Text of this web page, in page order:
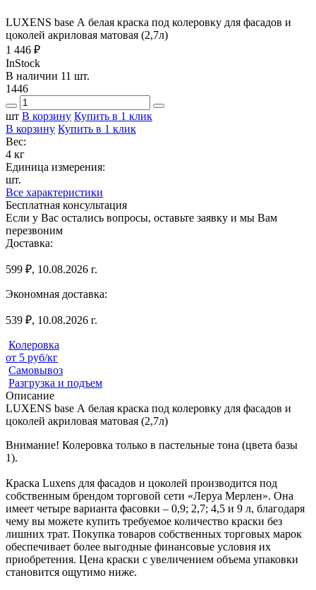
LUXENS base А белая краска под колеровку для фасадов и
цоколей акриловая матовая (2,7л)
1 446 ₽
InStock
В наличии 11 шт.
1446
шт В корзину Купить в 1 клик
В корзину Купить в 1 клик
Вес:
4 кг
Единица измерения:
шт.
Все характеристики
Бесплатная консультация
Если у Вас остались вопросы, оставьте заявку и мы Вам
перезвоним
Доставка:
599 ₽, 10.08.2026 г.
Экономная доставка:
539 ₽, 10.08.2026 г.
Колеровка
от 5 руб/кг
Самовывоз
Разгрузка и подъем
Описание
LUXENS base А белая краска под колеровку для фасадов и
цоколей акриловая матовая (2,7л)
Внимание! Колеровка только в пастельные тона (цвета базы
1).
Краска Luxens для фасадов и цоколей производится под
собственным брендом торговой сети «Леруа Мерлен». Она
имеет четыре варианта фасовки – 0,9; 2,7; 4,5 и 9 л, благодаря
чему вы можете купить требуемое количество краски без
лишних трат. Покупка товаров собственных торговых марок
обеспечивает более выгодные финансовые условия их
приобретения. Цена краски с увеличением объема упаковки
становится ощутимо ниже.